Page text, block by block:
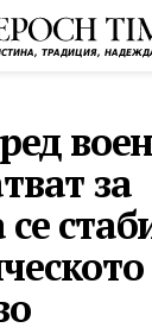
за